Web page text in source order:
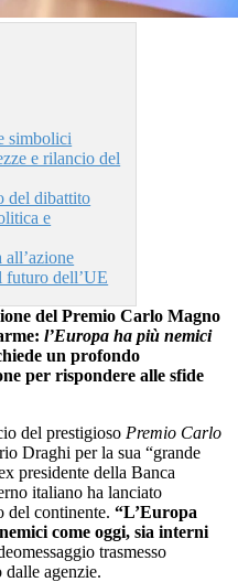
simbolici
e rilancio del
del dibattito
e
all’azione
futuro dell’UE
del Premio Carlo Magno
l’Europa ha più nemici
un profondo
per rispondere alle sfide
del prestigioso Premio Carlo
Draghi per la sua “grande
presidente della Banca
italiano ha lanciato
del continente. “L’Europa
come oggi, sia interni
trasmesso
agenzie.